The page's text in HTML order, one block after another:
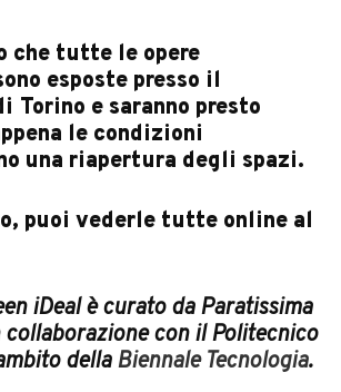
che tutte le opere
esposte presso il
Torino e saranno presto
le condizioni
una riapertura degli spazi.
puoi vederle tutte online al
iDeal è curato da Paratissima
con il Politecnico
dellaBiennale Tecnologia.